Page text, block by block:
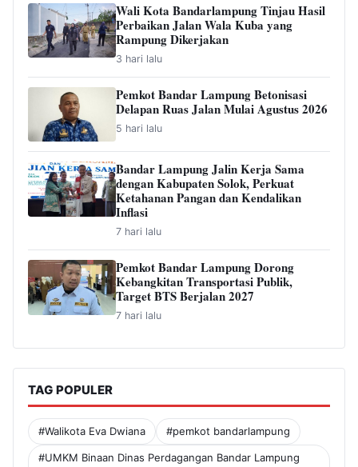
Wali Kota Bandarlampung Tinjau Hasil
Perbaikan Jalan Wala Kuba yang
Rampung Dikerjakan
3 hari lalu
Pemkot Bandar Lampung Betonisasi
Delapan Ruas Jalan Mulai Agustus 2026
5 hari lalu
Bandar Lampung Jalin Kerja Sama
dengan Kabupaten Solok, Perkuat
Ketahanan Pangan dan Kendalikan
Inflasi
7 hari lalu
Pemkot Bandar Lampung Dorong
Kebangkitan Transportasi Publik,
Target BTS Berjalan 2027
7 hari lalu
TAG POPULER
#Walikota Eva Dwiana #pemkot bandarlampung
#UMKM Binaan Dinas Perdagangan Bandar Lampung